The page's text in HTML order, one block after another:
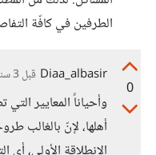
الطرفين في كافّة
0
Diaa_albasir قبل 3 سنوات
وأحياناً المعايير
أهلها، لإنّ بالغالب